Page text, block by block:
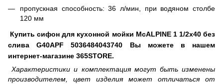
пропускная способность: 36 л/мин, при водяном столбе
120 мм
Купить сифон для кухонной мойки McALPINE 1 1/2х40 без
слива G40APF 5036484043740 Вы можете в нашем
интернет-магазине 365STORE.
Характеристики и комплектация могут быть изменены
производителем, цвет изделия может отличаться от